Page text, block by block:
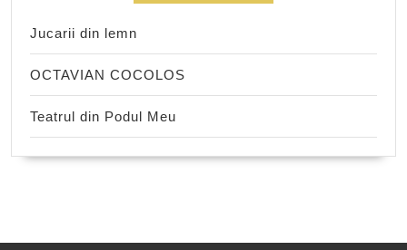
Jucarii din lemn
OCTAVIAN COCOLOS
Teatrul din Podul Meu